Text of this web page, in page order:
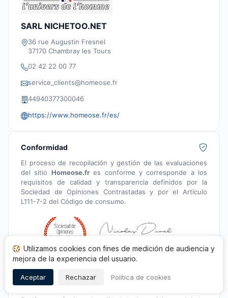
SARL NICHETOO.NET
36 rue Augustin Fresnel
37170 Chambray les Tours
02 42 22 00 77
service_clients@homeose.fr
44940377300046
https://www.homeose.fr/es/
Conformidad
El proceso de recopilación y gestión de las evaluaciones
del sitio Homeose.fres conforme y corresponde a los
requisitos de calidad y transparencia definidos por la
Sociedad de Opiniones Contrastadas y por el Artículo
L111-7-2 del Código de consumo.
Sociedad de Opiniones Contrastadas
Índice de transparencia
Utilizamos cookies con fines de medición de audiencia y
mejora de la experiencia del usuario.
Aceptar Rechazar Política de cookies